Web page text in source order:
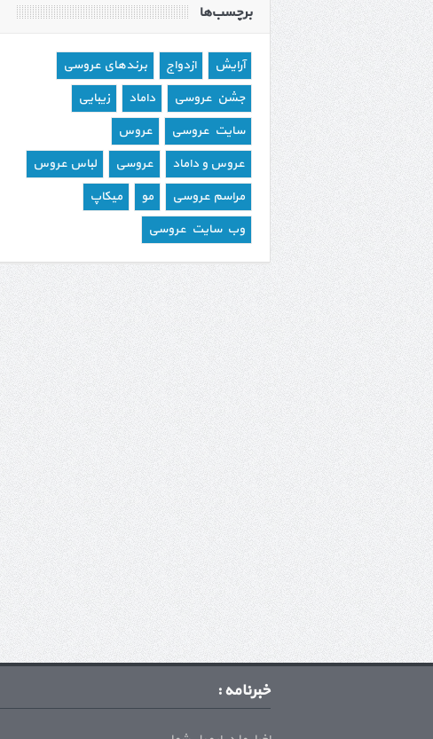
برچسب‌ها
آرایش ازدواج
برندهای عروسی
جشن عروسی
داماد
زیبایی
سایت عروسی
عروس
عروس و داماد
عروسی
لباس عروس
مراسم عروسی
مو
میکاپ
وب سایت عروسی
خبرنامه :